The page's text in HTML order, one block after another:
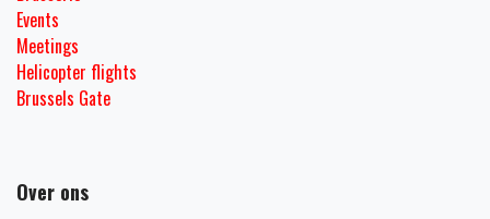
Events
Meetings
Helicopter flights
Brussels Gate
Over ons